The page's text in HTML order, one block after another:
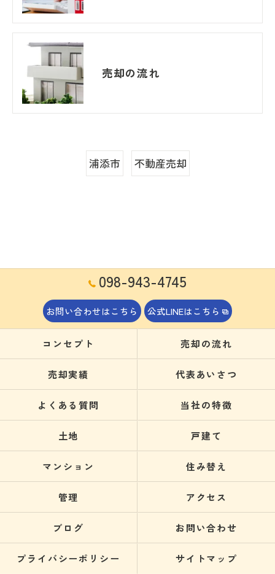
売却の流れ
浦添市 不動産売却
098-943-4745
お問い合わせはこちら 公式LINEはこちら
コンセプト 売却の流れ
売却実績 代表あいさつ
よくある質問 当社の特徴
土地 戸建て
マンション 住み替え
管理 アクセス
ブログ お問い合わせ
プライバシーポリシー サイトマップ